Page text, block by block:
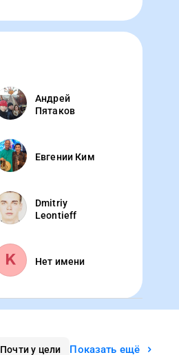
Андрей
Пятаков
Евгении Ким
Dmitriy
Leontieff
Нет имени
Почти у цели Показать ещё